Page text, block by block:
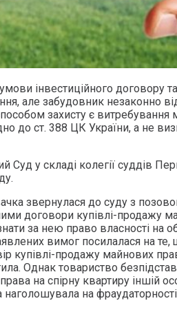
інвестиційного договору
але забудовник незаконно
захисту є витребування
до ст. 388 ЦК України, а не
Суд у складі колегії суддів
звернулася до суду з
договори купівлі-продажу
за нею право власності на
вимог посилалася на
купівлі-продажу майнових
Однак товариство
на спірну квартиру іншій
на